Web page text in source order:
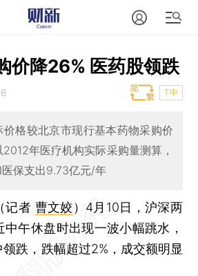
价降26% 医药股领跌
T中
格较北京市现行基本药物采购价
年医疗机构实际采购量测算，
保支出9.73亿元/年
记者 曹文姣） 4月10日，沪深两
午休盘时出现一波小幅跳水，
跌，跌幅超过2%，成交额明显